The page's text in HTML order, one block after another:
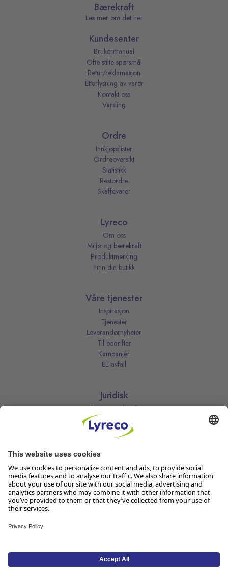
Bærekraft
Les mer om det her
Kundesenter
Brukermanual
Ofte stilte spørsmål
Retur/reklamasjon
Etterlysning av varer
Kontakt oss
Varsling
Ordre
Innkjøpslister
Ordreoversikt
Statistikk
Restordre
Skaffevarer
Lyreco
Om oss
Miljø og bærekraft
Produktmerking
Finn din butikk
Våre tjenester
Inspirasjon
Tjenester
Leverandørnyheter
Til bedrifter
Kampanjer
EE-avfall
Juridisk
Informasjonskapsler
Kjøpsbetingelser
Personvernerklæring
Vilkår
Vilkår for kundeklubben
Åpenhetsloven
Endre dine personvernsinnstillinger